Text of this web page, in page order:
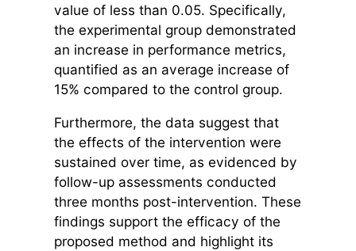
value of less than 0.05. Specifically,
the experimental group demonstrated
an increase in performance metrics,
quantified as an average increase of
15% compared to the control group.
Furthermore, the data suggest that
the effects of the intervention were
sustained over time, as evidenced by
follow-up assessments conducted
three months post-intervention. These
findings support the efficacy of the
proposed method and highlight its